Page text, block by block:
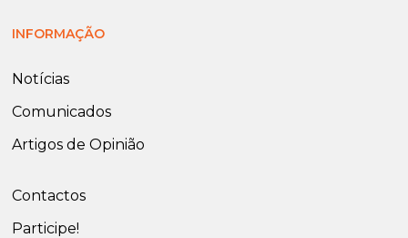
INFORMAÇÃO
Notícias
Comunicados
Artigos de Opinião
Contactos
Participe!